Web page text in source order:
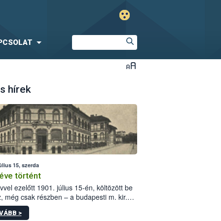
hírek
15, szerda
történt
ezelőtt 1901. július 15-én, költözött be
még csak részben – a budapesti m. kir.
állomás a Kis Rókus utca
alatti, Czigler Győző által tervezett új
>